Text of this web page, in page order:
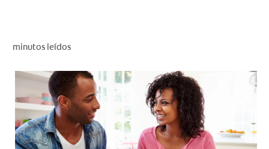
PARA PROFESIONALES
PROMOCIONES
GT (ES)
minutos leídos